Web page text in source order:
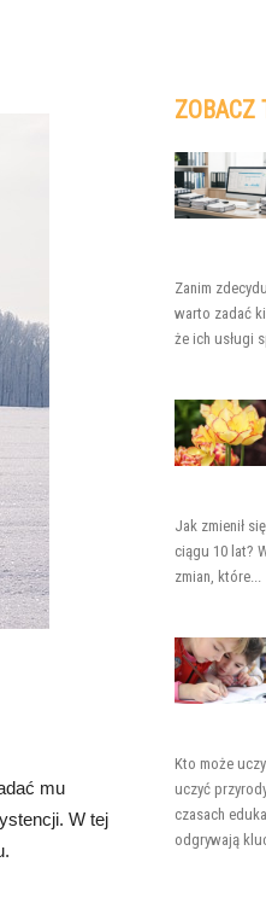
mu
W tej
ZOBACZ
Zanim
warto zadać
że ich usługi
Jak zmienił
ciągu 10 lat?
zmian, które...
Kto może
uczyć
czasach
odgrywają